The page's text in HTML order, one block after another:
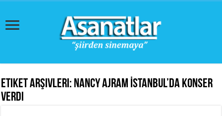
Etiket Arşivleri: Nancy Ajram İstanbul’da Konser
Verdi